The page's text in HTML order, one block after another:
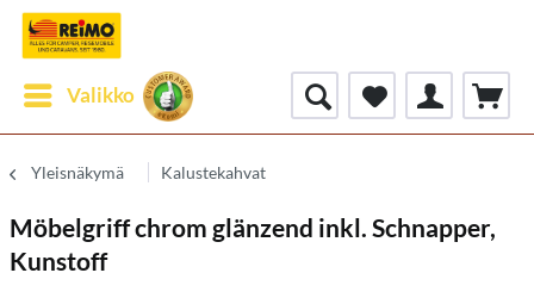
Valikko
Yleisnäkymä Kalustekahvat
Möbelgriff chrom glänzend inkl. Schnapper,
Kunstoff